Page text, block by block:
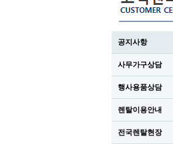
공지사항
사무가구상담
행사용품상담
렌탈이용안내
전국렌탈현장